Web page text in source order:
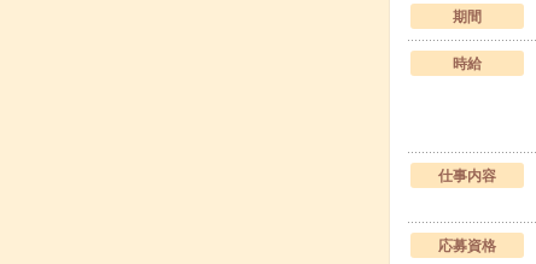
期間
時給
仕事内容
応募資格